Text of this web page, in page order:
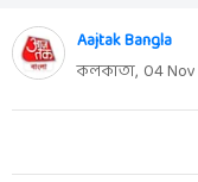
Aajtak Bangla
কলকাতা, 04